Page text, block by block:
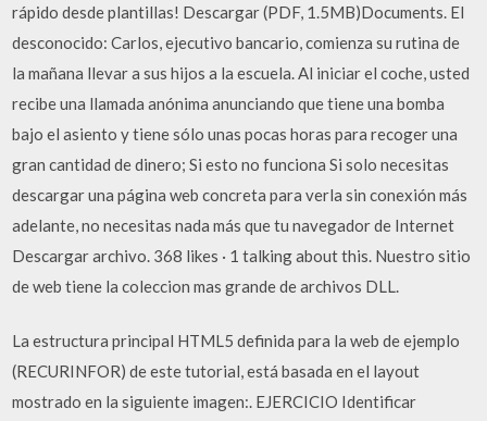
rápido desde plantillas! Descargar (PDF, 1.5MB)Documents. El
desconocido: Carlos, ejecutivo bancario, comienza su rutina de
la mañana llevar a sus hijos a la escuela. Al iniciar el coche, usted
recibe una llamada anónima anunciando que tiene una bomba
bajo el asiento y tiene sólo unas pocas horas para recoger una
gran cantidad de dinero; Si esto no funciona Si solo necesitas
descargar una página web concreta para verla sin conexión más
adelante, no necesitas nada más que tu navegador de Internet
Descargar archivo. 368 likes · 1 talking about this. Nuestro sitio
de web tiene la coleccion mas grande de archivos DLL.
La estructura principal HTML5 definida para la web de ejemplo
(RECURINFOR) de este tutorial, está basada en el layout
mostrado en la siguiente imagen:. EJERCICIO Identificar